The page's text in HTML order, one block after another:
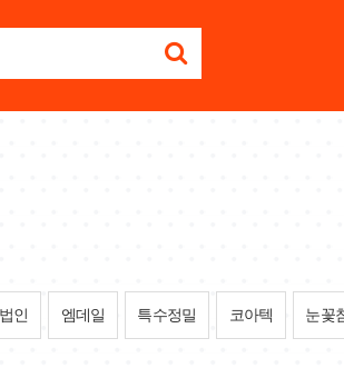
인 엠데일 특수정밀 코아텍 눈꽃